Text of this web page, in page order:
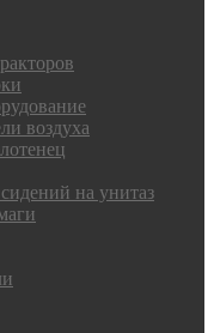
воздуха
на унитаз